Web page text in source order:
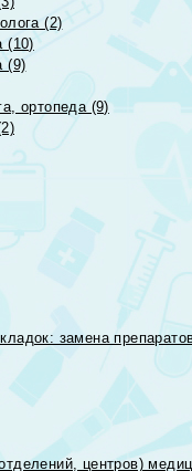
(2)
(10)
(9)
ортопеда (9)
замена
центров)